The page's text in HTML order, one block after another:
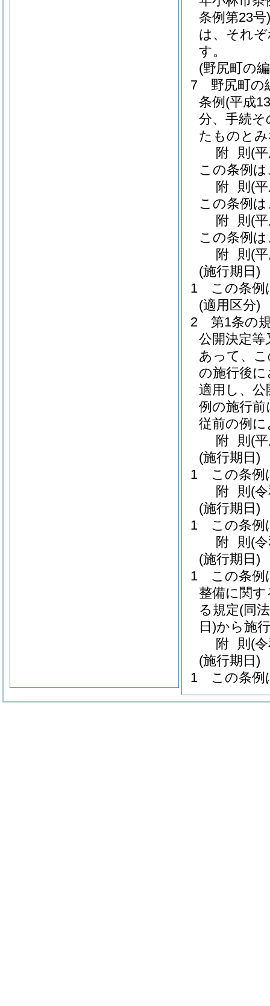
条例第23号)
は、それ
す。
(野尻町の
7
野尻町の
条例 (平成
分、手続
たものと
附 則 (
この条例
附 則 (
この条例
附 則 (
この条例
附 則 (
(施行期日)
1
この条例
(適用区分)
2
第1条の
公開決定
あって、
の施行後
適用し、
例の施行
従前の例
附 則 (
(施行期日)
1
この条例
附 則 (
(施行期日)
1
この条例
附 則 (
(施行期日)
1
この条
整備に関す
る規定(同
日)から施
附 則 (
(施行期日)
1
この条例